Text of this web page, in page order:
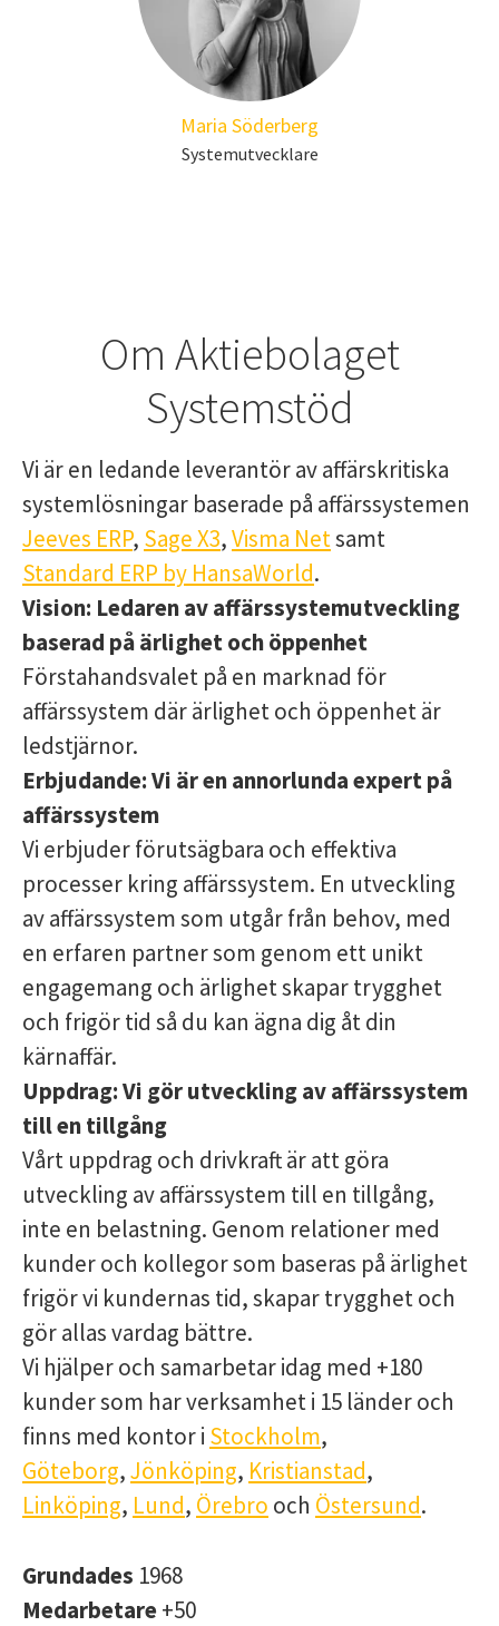
Maria Söderberg
Systemutvecklare
Om Aktiebolaget
Systemstöd
Vi är en ledande leverantör av affärskritiska
systemlösningar baserade på affärssystemen
Jeeves ERP, Sage X3,Visma Netsamt
Standard ERP by HansaWorld.
Vision: Ledaren av affärssystemutveckling
baserad på ärlighet och öppenhet
Förstahandsvalet på en marknad för
affärssystem där ärlighet och öppenhet är
ledstjärnor.
Erbjudande:Vi är en annorlunda expert på
affärssystem
Vi erbjuder förutsägbara och effektiva
processer kring affärssystem. En utveckling
av affärssystem som utgår från behov, med
en erfaren partner som genom ett unikt
engagemang och ärlighet skapar trygghet
och frigör tid så du kan ägna dig åt din
kärnaffär.
Uppdrag:Vi gör utveckling av affärssystem
till en tillgång
Vårt uppdrag och drivkraft är att göra
utveckling av affärssystem till en tillgång,
inte en belastning. Genom relationer med
kunder och kollegor som baseras på ärlighet
frigör vi kundernas tid, skapar trygghet och
gör allas vardag bättre.
Vi hjälper och samarbetar idag med +180
kunder som har verksamhet i 15 länder och
finns med kontor i Stockholm,
Göteborg,Jönköping, Kristianstad,
Linköping, Lund, Örebro och Östersund.
Grundades 1968
Medarbetare+50